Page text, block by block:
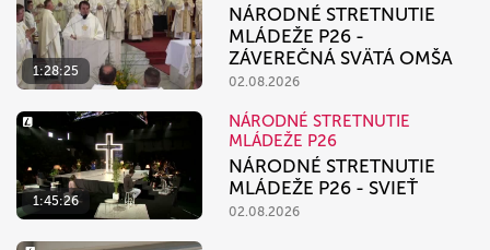
1:28:25
NÁRODNÉ STRETNUTIE
MLÁDEŽE P26 -
ZÁVEREČNÁ SVÄTÁ OMŠA
02.08.2026
1:45:26
NÁRODNÉ STRETNUTIE
MLÁDEŽE P26
NÁRODNÉ STRETNUTIE
MLÁDEŽE P26 - SVIEŤ
02.08.2026